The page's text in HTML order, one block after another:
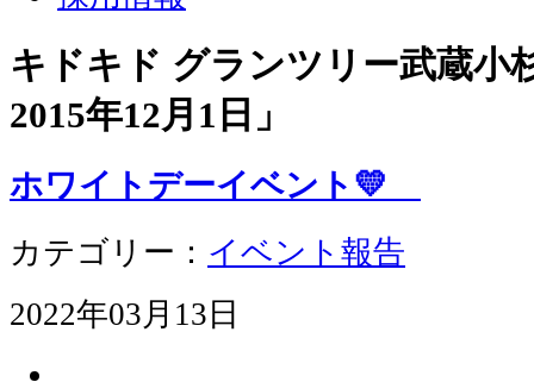
キドキド グランツリー武蔵
2015年12月1日 」
ホワイトデーイベント💛
カテゴリー： イベント報告
2022年03月13日